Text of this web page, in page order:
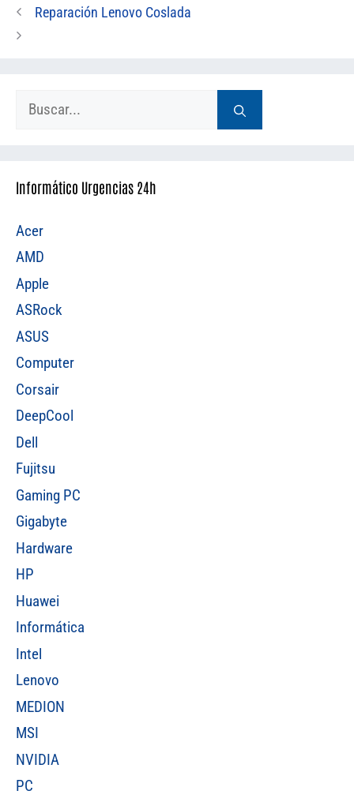
Reparación Lenovo Coslada
Informático Urgencias 24h
Acer
AMD
Apple
ASRock
ASUS
Computer
Corsair
DeepCool
Dell
Fujitsu
Gaming PC
Gigabyte
Hardware
HP
Huawei
Informática
Intel
Lenovo
MEDION
MSI
NVIDIA
PC